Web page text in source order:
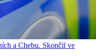
a Chebu. Skončil ve